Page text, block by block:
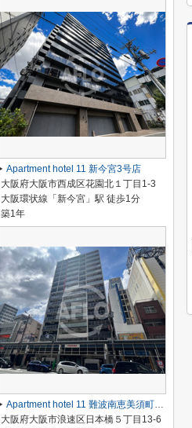
Apartment hotel 11 新今宮3号店
大阪府大阪市西成区花園北１丁目1-3
大阪環状線「新今宮」駅 徒歩1分
築1年
Apartment hotel 11 難波南恵美須町駅前店
大阪府大阪市浪速区日本橋５丁目13-6